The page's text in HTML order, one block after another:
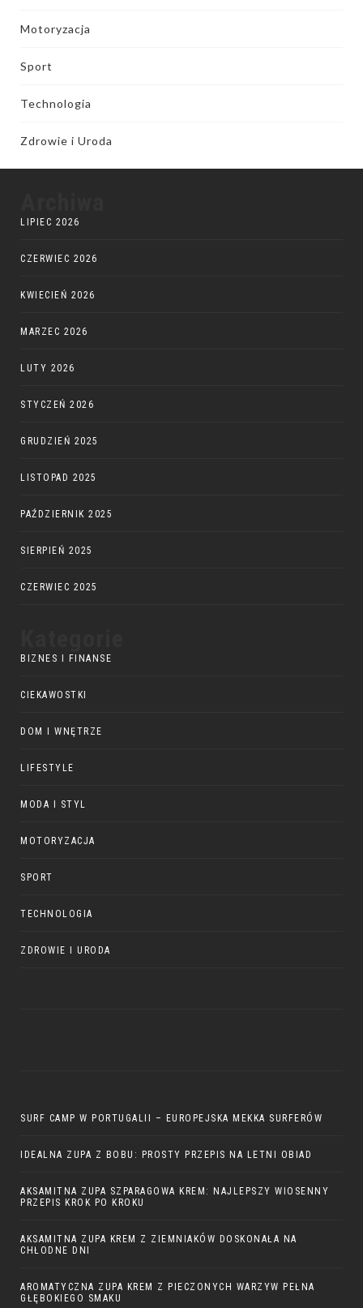
Motoryzacja
Sport
Technologia
Zdrowie i Uroda
LIPIEC 2026
CZERWIEC 2026
KWIECIEŃ 2026
MARZEC 2026
LUTY 2026
STYCZEŃ 2026
GRUDZIEŃ 2025
LISTOPAD 2025
PAŹDZIERNIK 2025
SIERPIEŃ 2025
CZERWIEC 2025
BIZNES I FINANSE
CIEKAWOSTKI
DOM I WNĘTRZE
LIFESTYLE
MODA I STYL
MOTORYZACJA
SPORT
TECHNOLOGIA
ZDROWIE I URODA
SURF CAMP W PORTUGALII – EUROPEJSKA MEKKA SURFERÓW
IDEALNA ZUPA Z BOBU: PROSTY PRZEPIS NA LETNI OBIAD
AKSAMITNA ZUPA SZPARAGOWA KREM: NAJLEPSZY WIOSENNY
PRZEPIS KROK PO KROKU
AKSAMITNA ZUPA KREM Z ZIEMNIAKÓW DOSKONAŁA NA
CHŁODNE DNI
AROMATYCZNA ZUPA KREM Z PIECZONYCH WARZYW PEŁNA
GŁĘBOKIEGO SMAKU